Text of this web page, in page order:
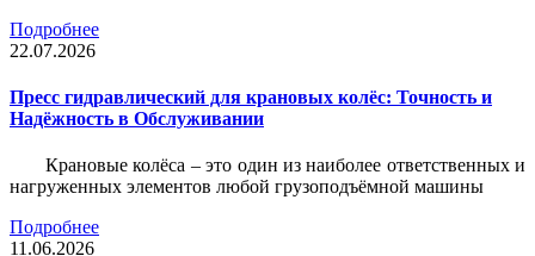
Подробнее
22.07.2026
Пресс гидравлический для крановых колёс: Точность и
Надёжность в Обслуживании
Крановые колёса – это один из наиболее ответственных и
нагруженных элементов любой грузоподъёмной машины
Подробнее
11.06.2026